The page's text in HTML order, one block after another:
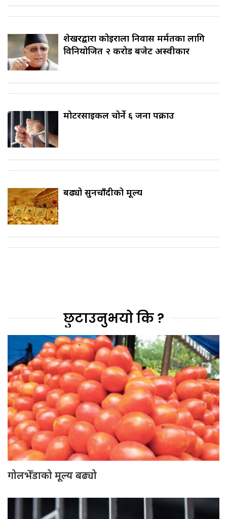
शेखरद्वारा कोइराला निवास मर्मतका लागि
विनियोजित २ करोड बजेट अस्वीकार
मोटरसाइकल चोर्ने ६ जना पक्राउ
बढ्यो सुनचाँदीको मूल्य
छुटाउनुभयो कि ?
गोलभेँडाको मूल्य बढ्यो